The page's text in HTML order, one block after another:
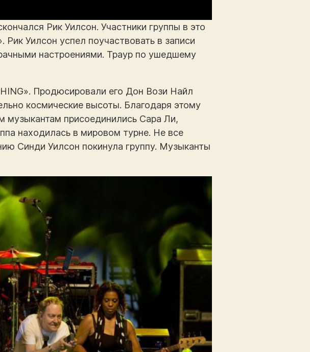
Рик Уилсон. Участники группы в это
Уилсон успел поучаствовать в записи
настроениями. Траур по ушедшему
Продюсировали его Дон Вози Найл
космические высоты. Благодаря этому
музыкантам присоединились Сара Ли,
находилась в мировом турне. Не все
Синди Уилсон покинула группу. Музыканты